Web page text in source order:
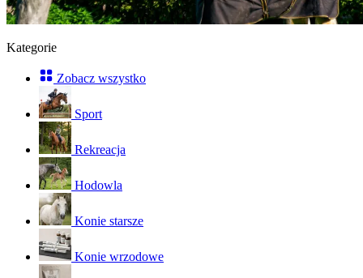
Kategorie
Zobacz wszystko
Sport
Rekreacja
Hodowla
Konie starsze
Konie wrzodowe